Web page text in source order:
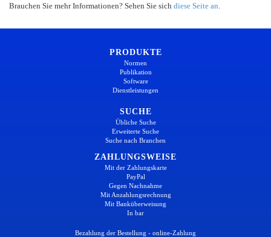
Brauchen Sie mehr Informationen? Sehen Sie sich diese Seite an
PRODUKTE
Normen
Publikation
Software
Dienstleistungen
SUCHE
Übliche Suche
Erweiterte Suche
Suche nach Branchen
ZAHLUNGSWEISE
Mit der Zahlungskarte
PayPal
Gegen Nachnahme
Mit Anzahlungsrechnung
Mit Banküberweisung
In bar
Bezahlung der Bestellung - online-Zahlung